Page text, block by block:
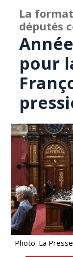
La
députés
pour
Photo: La